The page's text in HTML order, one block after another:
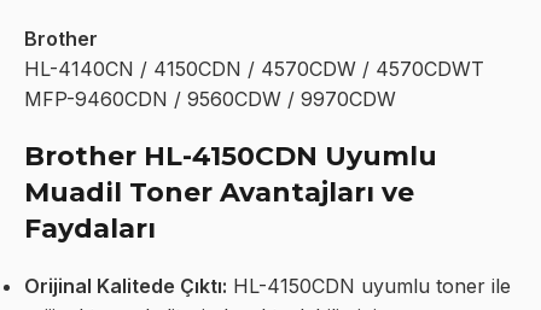
Brother
HL-4140CN / 4150CDN / 4570CDW / 4570CDWT
MFP-9460CDN / 9560CDW / 9970CDW
Brother HL-4150CDN Uyumlu
Muadil Toner Avantajları ve
Faydaları
Orijinal Kalitede Çıktı: HL-4150CDN uyumlu toner ile